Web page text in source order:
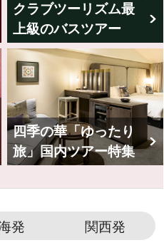
クラブツーリズム最
上級のバスツアー
四季の華「ゆったり
旅」国内ツアー特集
発 関西発